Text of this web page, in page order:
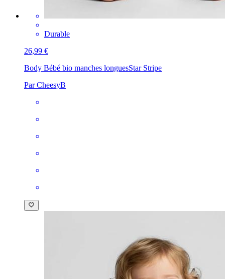
Durable
26,99 €
Body Bébé bio manches longuesStar Stripe
Par CheesyB